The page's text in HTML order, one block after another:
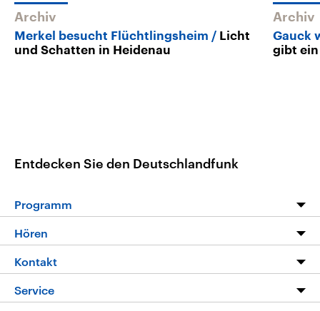
Archiv
Merkel besucht Flüchtlingsheim
Licht
und Schatten in Heidenau
Archiv
Gauck
gibt ein
Entdecken Sie den Deutschlandfunk
Programm
Programm
Die Nachrichten
Nachrichtenleicht
Hören
Livestream
Podcasts
Kontakt
Hörerservice
Service